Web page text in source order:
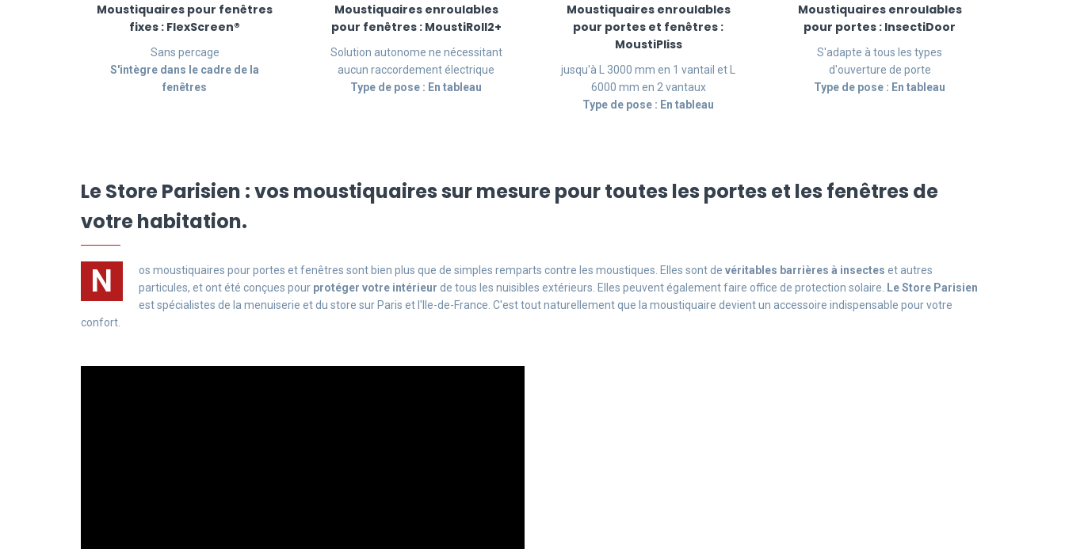
Moustiquaires pour fenêtres
fixes : FlexScreen®
Sans percage
S'intègre dans le cadre de la
fenêtres
Moustiquaires enroulables
pour fenêtres : MoustiRoll2+
Solution autonome ne nécessitant
aucun raccordement électrique
Type de pose : En tableau
Moustiquaires enroulables
pour portes et fenêtres :
MoustiPliss
jusqu'à L 3000 mm en 1 vantail et L
6000 mm en 2 vantaux
Type de pose : En tableau
Moustiquaires enroulables
pour portes : InsectiDoor
S'adapte à tous les types
d'ouverture de porte
Type de pose : En tableau
Le Store Parisien : vos moustiquaires sur mesure pour toutes les portes et les fenêtres de
votre habitation.
N os moustiquaires pour portes et fenêtres sont bien plus que de simples remparts contre les moustiques. Elles sont de véritables barrières à insectes et autres
particules, et ont été conçues pour protéger votre intérieur de tous les nuisibles extérieurs. Elles peuvent également faire office de protection solaire.
Le Store Parisien
est spécialistes de la menuiserie et du store sur Paris et l'Ile-de-France. C'est tout naturellement que la moustiquaire devient un accessoire indispensable pour votre
confort.